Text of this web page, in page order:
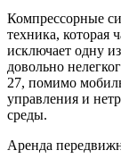
Компрессорные
техника, которая
исключает одну
довольно
27, помимо
управления и
среды.
Аренда